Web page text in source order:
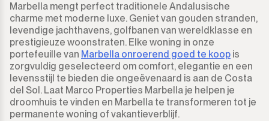
Marbella mengt perfect traditionele Andalusische
charme met moderne luxe. Geniet van gouden stranden,
levendige jachthavens, golfbanen van wereldklasse en
prestigieuze woonstraten. Elke woning in onze
portefeuille van Marbella onroerend goed te koop is
zorgvuldig geselecteerd om comfort, elegantie en een
levensstijl te bieden die ongeëvenaard is aan de Costa
del Sol. Laat Marco Properties Marbella je helpen je
droomhuis te vinden en Marbella te transformeren tot je
permanente woning of vakantieverblijf.